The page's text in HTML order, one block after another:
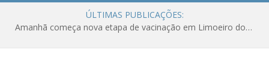
ÚLTIMAS PUBLICAÇÕES:
Amanhã começa nova etapa de vacinação em Limoeiro do Ajuru para idosos com 65 ou mais